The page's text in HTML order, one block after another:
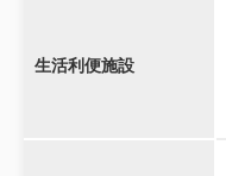
生活利便施設